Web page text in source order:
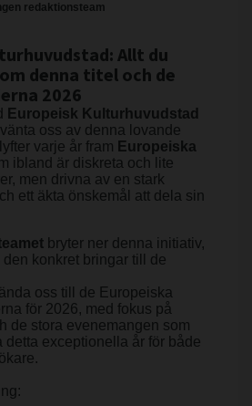
redaktionsteam
Allt du
denna titel och de
2026
Europeisk Kulturhuvudstad
oss av denna lovande
lyfter varje år fram Europeiska
ibland är diskreta och lite
men drivna av en stark
ett äkta önskemål att dela sin
bryter ner denna initiativ,
konkret bringar till de
oss till de Europeiska
för 2026, med fokus på
de stora evenemangen som
detta exceptionella år för både